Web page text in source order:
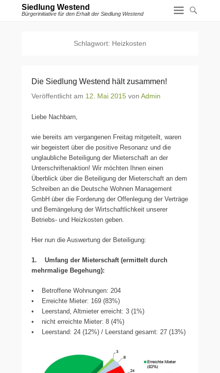
Siedlung Westend
Bürgerinitiative für den Erhalt der Siedlung Westend
Schlagwort: Heizkosten
Die Siedlung Westend hält zusammen!
Veröffentlicht am 12. Mai 2015 von Admin
Liebe Nachbarn,
wie bereits am vergangenen Freitag mitgeteilt, waren
wir begeistert über die positive Resonanz und die
unglaubliche Beteiligung der Mieterschaft an der
Unterschriftenaktion! Wir möchten Ihnen einen
Überblick über die Beteiligung der Mieterschaft an dem
Schreiben an die Deutsche Wohnen Management
GmbH über die Forderung der Offenlegung der Verträge
und Bemängelung der Wirtschaftlichkeit unserer
Betriebs- und Heizkosten geben.
Hier nun die Auswertung der Beteiligung:
1. Umfang der Mieterschaft (ermittelt durch
mehrmalige Begehung):
• Betroffene Wohnungen: 204
• Erreichte Mieter: 169 (83%)
• Leerstand, Altmieter erreicht: 3 (1%)
• nicht erreichte Mieter: 8 (4%)
• Leerstand: 24 (12%) / Leerstand gesamt: 27 (13%)